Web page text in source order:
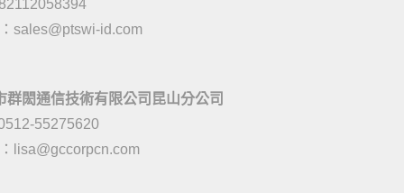
sales@ptswi-id.com
群閎通信技術有限公司昆山分公司
55275620
lisa@gccorpcn.com